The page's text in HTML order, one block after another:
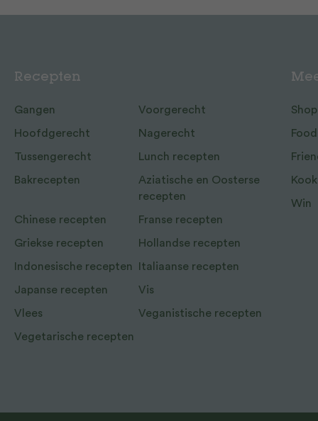
Recepten
Gangen Voorgerecht
Hoofdgerecht Nagerecht
Tussengerecht Lunch recepten
Bakrecepten
Aziatische en Oosterse
recepten
Chinese recepten Franse recepten
Griekse recepten Hollandse recepten
Indonesische recepten Italiaanse recepten
Japanse recepten Vis
Vlees Veganistische recepten
Vegetarische recepten
Shop
Win